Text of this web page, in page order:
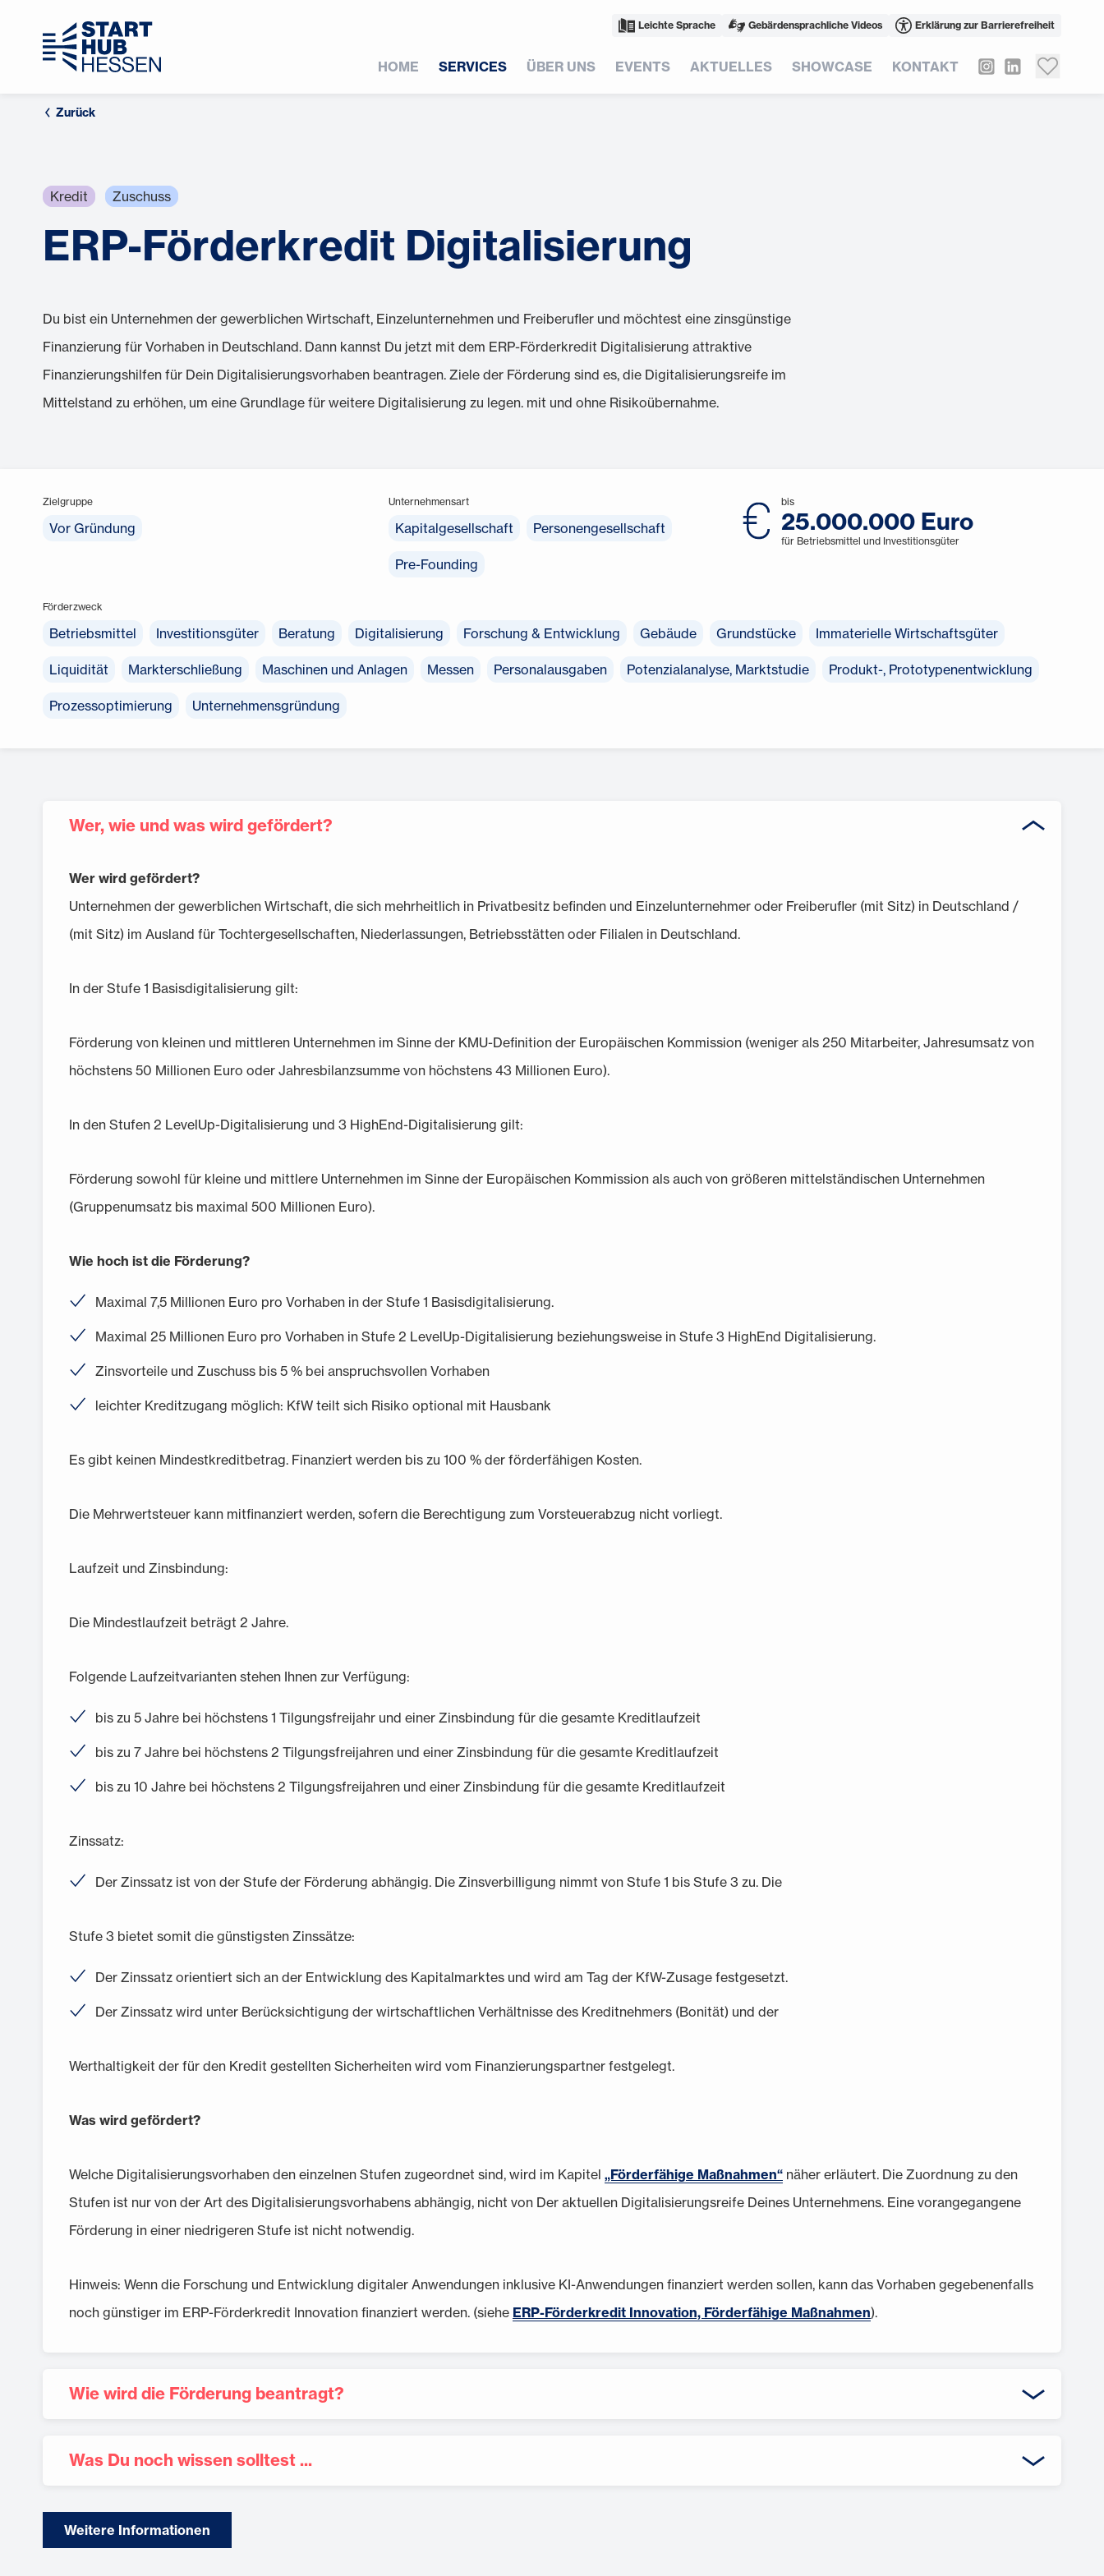
Leichte Sprache Gebärdensprachliche Videos Erklärung zur Barrierefreiheit
HOME SERVICES ÜBER UNS EVENTS AKTUELLES SHOWCASE KONTAKT
Zurück
Kredit Zuschuss
ERP-Förderkredit Digitalisierung
Du bist ein Unternehmen der gewerblichen Wirtschaft, Einzelunternehmen und Freiberufler und möchtest eine zinsgünstige
Finanzierung für Vorhaben in Deutschland. Dann kannst Du jetzt mit dem ERP-Förderkredit Digitalisierung attraktive
Finanzierungshilfen für Dein Digitalisierungsvorhaben beantragen. Ziele der Förderung sind es, die Digitalisierungsreife im
Mittelstand zu erhöhen, um eine Grundlage für weitere Digitalisierung zu legen. mit und ohne Risikoübernahme.
Zielgruppe
Vor Gründung
Unternehmensart
Kapitalgesellschaft Personengesellschaft
Pre-Founding
bis
25.000.000 Euro
für Betriebsmittel und Investitionsgüter
Förderzweck
Betriebsmittel Investitionsgüter Beratung Digitalisierung Forschung & Entwicklung Gebäude Grundstücke Immaterielle Wirtschaftsgüter
Liquidität Markterschließung Maschinen und Anlagen Messen Personalausgaben Potenzialanalyse, Marktstudie Produkt-, Prototypenentwicklung
Prozessoptimierung Unternehmensgründung
Wer, wie und was wird gefördert?
Wer wird gefördert?
Unternehmen der gewerblichen Wirtschaft, die sich mehrheitlich in Privatbesitz befinden und Einzelunternehmer oder Freiberufler (mit Sitz) in Deutschland /
(mit Sitz) im Ausland für Tochtergesellschaften, Niederlassungen, Betriebsstätten oder Filialen in Deutschland.
In der Stufe 1 Basisdigitalisierung gilt:
Förderung von kleinen und mittleren Unternehmen im Sinne der KMU-Definition der Europäischen Kommission (weniger als 250 Mitarbeiter, Jahresumsatz von
höchstens 50 Millionen Euro oder Jahresbilanzsumme von höchstens 43 Millionen Euro).
In den Stufen 2 LevelUp-Digitalisierung und 3 HighEnd-Digitalisierung gilt:
Förderung sowohl für kleine und mittlere Unternehmen im Sinne der Europäischen Kommission als auch von größeren mittelständischen Unternehmen
(Gruppenumsatz bis maximal 500 Millionen Euro).
Wie hoch ist die Förderung?
Maximal 7,5 Millionen Euro pro Vorhaben in der Stufe 1 Basisdigitalisierung.
Maximal 25 Millionen Euro pro Vorhaben in Stufe 2 LevelUp-Digitalisierung beziehungsweise in Stufe 3 HighEnd Digitalisierung.
Zinsvorteile und Zuschuss bis 5 % bei anspruchsvollen Vorhaben
leichter Kreditzugang möglich: KfW teilt sich Risiko optional mit Haus­bank
Es gibt keinen Mindestkreditbetrag. Finanziert werden bis zu 100 % der förderfähigen Kosten.
Die Mehrwertsteuer kann mitfinanziert werden, sofern die Berechtigung zum Vorsteuerabzug nicht vorliegt.
Laufzeit und Zinsbindung:
Die Mindestlaufzeit beträgt 2 Jahre.
Folgende Laufzeitvarianten stehen Ihnen zur Verfügung:
bis zu 5 Jahre bei höchstens 1 Tilgungsfreijahr und einer Zinsbindung für die gesamte Kreditlaufzeit
bis zu 7 Jahre bei höchstens 2 Tilgungsfreijahren und einer Zinsbindung für die gesamte Kreditlaufzeit
bis zu 10 Jahre bei höchstens 2 Tilgungsfreijahren und einer Zinsbindung für die gesamte Kreditlaufzeit
Zinssatz:
Der Zinssatz ist von der Stufe der Förderung abhängig. Die Zinsverbilligung nimmt von Stufe 1 bis Stufe 3 zu. Die
Stufe 3 bietet somit die günstigsten Zinssätze:
Der Zinssatz orientiert sich an der Entwicklung des Kapitalmarktes und wird am Tag der KfW-Zusage festgesetzt.
Der Zinssatz wird unter Berücksichtigung der wirtschaftlichen Verhältnisse des Kreditnehmers (Bonität) und der
Werthaltigkeit der für den Kredit gestellten Sicherheiten wird vom Finanzierungspartner festgelegt.
Was wird gefördert?
Welche Digitalisierungsvorhaben den einzelnen Stufen zugeordnet sind, wird im Kapitel „Förderfähige Maßnahmen“ näher erläutert. Die Zuordnung zu den
Stufen ist nur von der Art des Digitalisierungsvorhabens abhängig, nicht von Der aktuellen Digitalisierungsreife Deines Unternehmens. Eine vorangegangene
Förderung in einer niedrigeren Stufe ist nicht notwendig.
Hinweis: Wenn die Forschung und Entwicklung digitaler Anwendungen inklusive KI-Anwendungen finanziert werden sollen, kann das Vorhaben gegebenenfalls
noch günstiger im ERP-Förderkredit Innovation finanziert werden. (siehe ERP-Förderkredit Innovation, Förderfähige Maßnahmen).
Wie wird die Förderung beantragt?
Was Du noch wissen solltest ...
Weitere Informationen